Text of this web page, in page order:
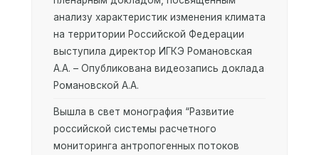
анализу характеристик изменения климата
на территории Российской Федерации
выступила директор ИГКЭ Романовская
А.А. – Опубликована видеозапись доклада
Романовской А.А.
Вышла в свет монография “Развитие
российской системы расчетного
мониторинга антропогенных потоков